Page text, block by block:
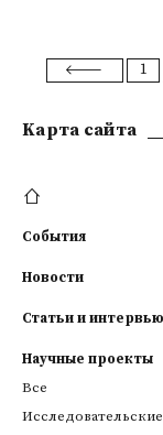
1
Kарта сайта
События
Новости
Статьи и интервью
Научные проекты
Все